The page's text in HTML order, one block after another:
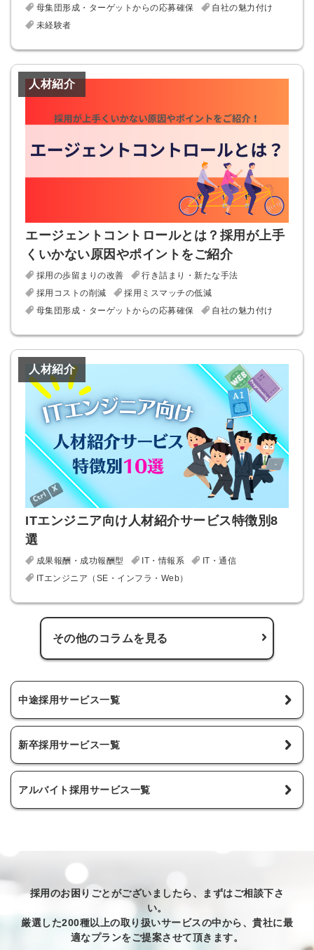
母集団形成・ターゲットからの応募確保
自社の魅力付け
未経験者
人材紹介
エージェントコントロールとは？採用が上手
くいかない原因やポイントをご紹介
採用の歩留まりの改善
行き詰まり・新たな手法
採用コストの削減
採用ミスマッチの低減
母集団形成・ターゲットからの応募確保
自社の魅力付け
人材紹介
ITエンジニア向け人材紹介サービス特徴別8
選
成果報酬・成功報酬型 IT・情報系
IT・通信
ITエンジニア（SE・インフラ・Web）
その他のコラムを見る
中途採用サービス一覧
新卒採用サービス一覧
アルバイト採用サービス一覧
採用のお困りごとがございましたら、まずはご相談下さ
い。
厳選した200種以上の取り扱いサービスの中から、貴社に最
適なプランをご提案させて頂きます。